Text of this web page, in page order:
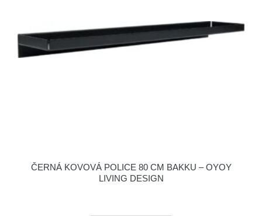
ČERNÁ KOVOVÁ POLICE 80 CM BAKKU – OYOY
LIVING DESIGN